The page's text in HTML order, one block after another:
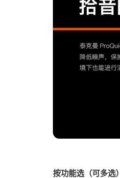
按功能选（可多选）